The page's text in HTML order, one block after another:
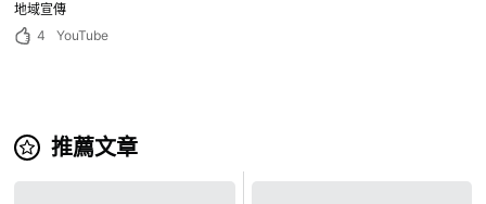
地域宣傳
4
YouTube
推薦文章